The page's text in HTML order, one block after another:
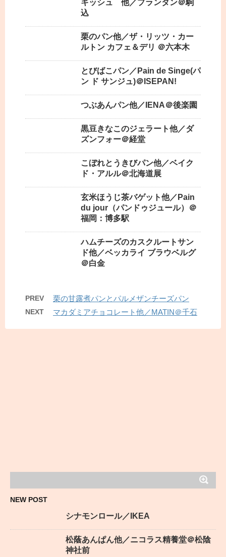
キッシュ 他／プランタン＠駒
込
栗のパン他／ザ・リッツ・カー
ルトン カフェ＆デリ ＠六本木
とびばこパン／Pain de Singe(パ
ン ド サンジュ)＠ISEPAN!
つぶあんパン他／IENA＠後楽園
黒豆きなこのジェラート他／ダ
ズンフォー＠経堂
こぼれとうきびパン他／ベイク
ド・アルル＠北海道展
玄米ほうじ茶バゲット他／Pain
du jour（パンドゥジュール）＠
福岡：博多駅
ハムチーズのカスクルートサン
ド他／ベッカライ ブラウベルグ
＠白金
PREV 栗の甘露煮パンとパルメザンチーズパン
NEXT マカダミアチョコレート他／MATIN＠千石
NEW POST
シナモンロール／IKEA
松蔭あんぱん他／ニコラス精養堂＠松陰
神社前